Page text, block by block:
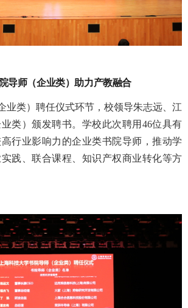
导师（企业类）助力产教融合
业类）聘任仪式环节，校领导朱志远、江
类）颁发聘书。学校此次聘用 46位具有
行业影响力的企业类书院导师，推动学
践、联合课程、知识产权商业转化等方